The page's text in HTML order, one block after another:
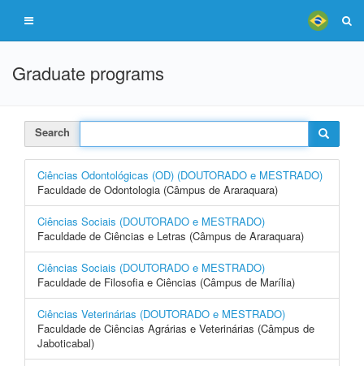
Graduate programs
Search
Ciências Odontológicas (OD) (DOUTORADO e MESTRADO)
Faculdade de Odontologia (Câmpus de Araraquara)
Ciências Sociais (DOUTORADO e MESTRADO)
Faculdade de Ciências e Letras (Câmpus de Araraquara)
Ciências Sociais (DOUTORADO e MESTRADO)
Faculdade de Filosofia e Ciências (Câmpus de Marília)
Ciências Veterinárias (DOUTORADO e MESTRADO)
Faculdade de Ciências Agrárias e Veterinárias (Câmpus de
Jaboticabal)